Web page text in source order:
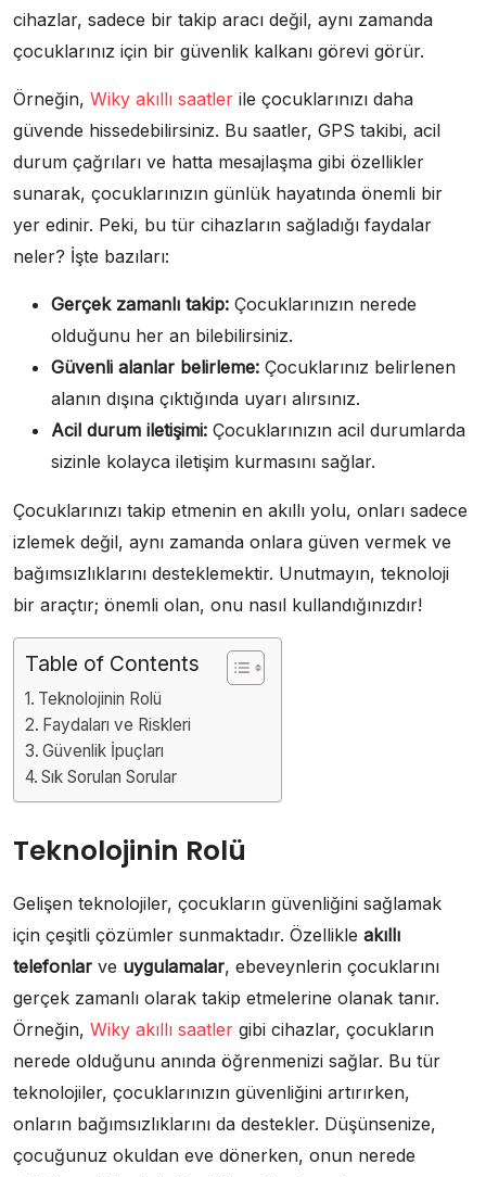
cihazlar, sadece bir takip aracı değil, aynı zamanda
çocuklarınız için bir güvenlik kalkanı görevi görür.
Örneğin, Wiky akıllı saatler ile çocuklarınızı daha
güvende hissedebilirsiniz. Bu saatler, GPS takibi, acil
durum çağrıları ve hatta mesajlaşma gibi özellikler
sunarak, çocuklarınızın günlük hayatında önemli bir
yer edinir. Peki, bu tür cihazların sağladığı faydalar
neler? İşte bazıları:
Gerçek zamanlı takip: Çocuklarınızın nerede
olduğunu her an bilebilirsiniz.
Güvenli alanlar belirleme: Çocuklarınız belirlenen
alanın dışına çıktığında uyarı alırsınız.
Acil durum iletişimi: Çocuklarınızın acil durumlarda
sizinle kolayca iletişim kurmasını sağlar.
Çocuklarınızı takip etmenin en akıllı yolu, onları sadece
izlemek değil, aynı zamanda onlara güven vermek ve
bağımsızlıklarını desteklemektir. Unutmayın, teknoloji
bir araçtır; önemli olan, onu nasıl kullandığınızdır!
Table of Contents
Teknolojinin Rolü
Faydaları ve Riskleri
Güvenlik İpuçları
Sık Sorulan Sorular
Teknolojinin Rolü
Gelişen teknolojiler, çocukların güvenliğini sağlamak
için çeşitli çözümler sunmaktadır. Özellikle akıllı
telefonlar ve uygulamalar, ebeveynlerin çocuklarını
gerçek zamanlı olarak takip etmelerine olanak tanır.
Örneğin, Wiky akıllı saatler gibi cihazlar, çocukların
nerede olduğunu anında öğrenmenizi sağlar. Bu tür
teknolojiler, çocuklarınızın güvenliğini artırırken,
onların bağımsızlıklarını da destekler. Düşünsenize,
çocuğunuz okuldan eve dönerken, onun nerede